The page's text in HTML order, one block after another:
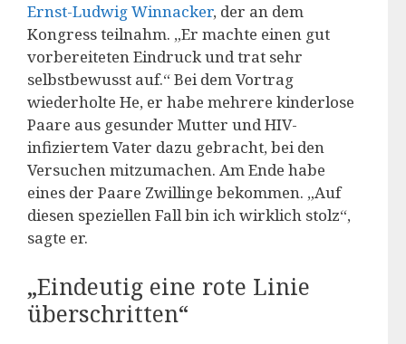
Ernst-Ludwig Winnacker, der an dem
Kongress teilnahm. „Er machte einen gut
vorbereiteten Eindruck und trat sehr
selbstbewusst auf.“ Bei dem Vortrag
wiederholte He, er habe mehrere kinderlose
Paare aus gesunder Mutter und HIV-
infiziertem Vater dazu gebracht, bei den
Versuchen mitzumachen. Am Ende habe
eines der Paare Zwillinge bekommen. „Auf
diesen speziellen Fall bin ich wirklich stolz“,
sagte er.
„Eindeutig eine rote Linie
überschritten“